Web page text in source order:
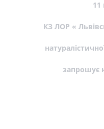
11
КЗ ЛОР «
запрошує